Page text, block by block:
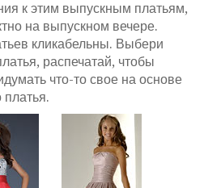
к этим выпускным платьям,
на выпускном вечере.
кликабельны. Выбери
распечатай, чтобы
что-то свое на основе